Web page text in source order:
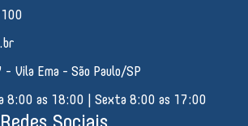
- Vila Ema - São Paulo/SP
8:00 as 18:00 | Sexta 8:00 as 17:00